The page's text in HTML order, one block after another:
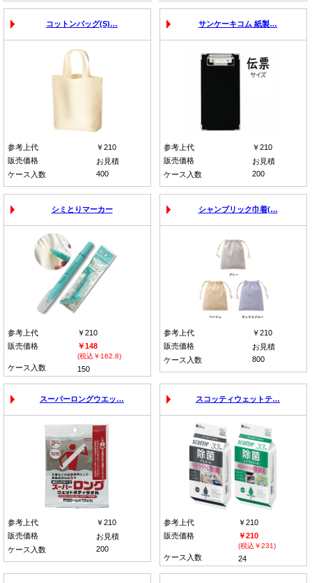
コットンバッグ(S)…
参考上代
￥210
販売価格
お見積
ケース入数
400
サンケーキコム 紙製…
参考上代
￥210
販売価格
お見積
ケース入数
200
シミとりマーカー
参考上代
￥210
販売価格
￥148
(税込￥162.8)
ケース入数 150
シャンブリック巾着(…
参考上代
￥210
販売価格
お見積
ケース入数
800
スーパーロングウエッ…
参考上代
￥210
販売価格
お見積
ケース入数
200
スコッティウェットテ…
参考上代
￥210
販売価格
￥210
(税込￥231)
ケース入数 24